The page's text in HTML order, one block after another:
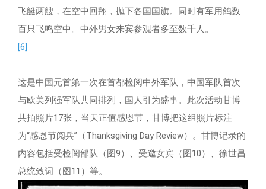
飞艇两艘，在空中回翔，抛下各国国旗。同时有军用鸽数
百只飞鸣空中。中外男女来宾参观者多至数千人。
[6]
这是中国元首第一次在首都检阅中外军队，中国军队首次
与欧美列强军队共同排列，国人引为盛事。此次活动甘博
共拍照片17张，当天正值感恩节，甘博把这组照片标注
为“感恩节阅兵”（Thanksgiving Day Review）。甘博记录的
内容包括受检阅部队（图9）、受邀女宾（图10）、徐世昌
总统致词（图11）等。